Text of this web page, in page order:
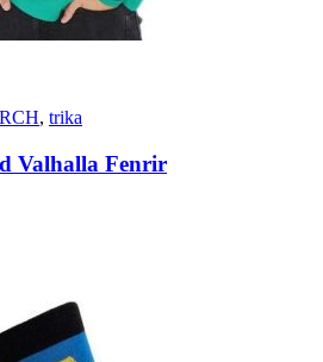
, trika
Valhalla Fenrir